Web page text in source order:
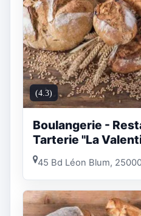
(4.3)
Boulangerie -
Tarterie "La
45 Bd Léon Blum,